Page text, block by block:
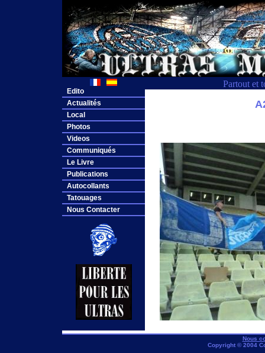
Partout et
Edito
Actualités
Local
Photos
Videos
Communiqués
Le Livre
Publications
Autocollants
Tatouages
Nous Contacter
Nous
Copyright © 2004